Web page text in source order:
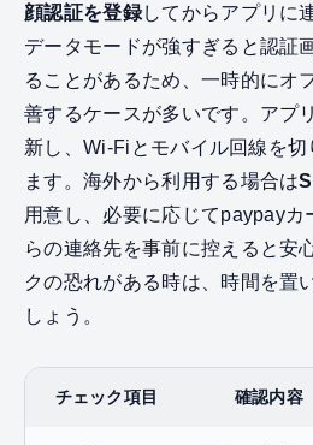
顔認証を登録してからアプリに
データモードが強すぎると認証
ることがあるため、一時的にオ
善するケースが多いです。アプ
新し、Wi‑Fiとモバイル回線を
ます。海外から利用する場合は
用意し、必要に応じてpaypayカ
らの連絡先を事前に控えると安
クの恐れがある時は、時間を置
しょう。
チェック項目 確認内容